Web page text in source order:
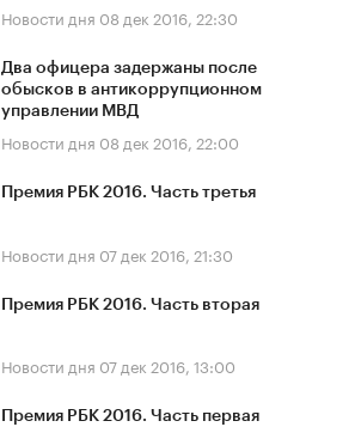
Новости дня 08 дек 2016, 22:30
Два офицера задержаны после
обысков в антикоррупционном
управлении МВД
Новости дня 08 дек 2016, 22:00
Премия РБК 2016. Часть третья
Новости дня 07 дек 2016, 21:30
Премия РБК 2016. Часть вторая
Новости дня 07 дек 2016, 13:00
Премия РБК 2016. Часть первая